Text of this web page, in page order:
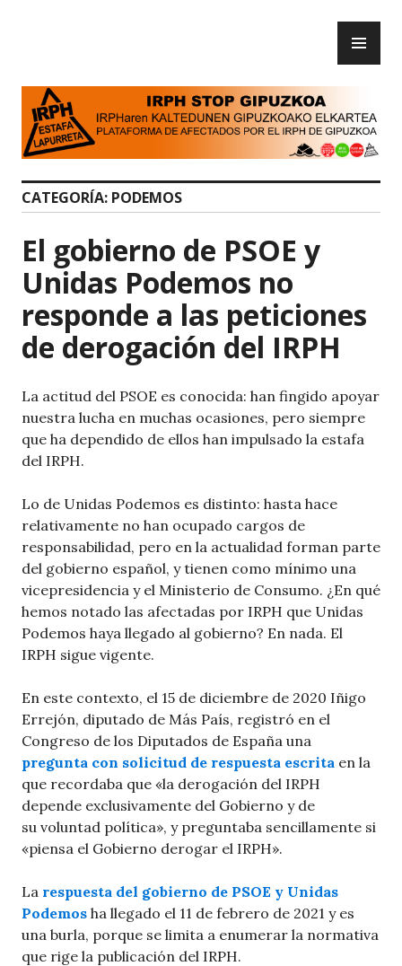
CATEGORÍA: PODEMOS
El gobierno de PSOE y
Unidas Podemos no
responde a las peticiones
de derogación del IRPH
La actitud del PSOE es conocida: han fingido apoyar
nuestra lucha en muchas ocasiones, pero siempre
que ha dependido de ellos han impulsado la estafa
del IRPH.
Lo de Unidas Podemos es distinto: hasta hace
relativamente no han ocupado cargos de
responsabilidad, pero en la actualidad forman parte
del gobierno español, y tienen como mínimo una
vicepresidencia y el Ministerio de Consumo. ¿En qué
hemos notado las afectadas por IRPH que Unidas
Podemos haya llegado al gobierno? En nada. El
IRPH sigue vigente.
En este contexto, el 15 de diciembre de 2020 Iñigo
Errejón, diputado de Más País, registró en el
Congreso de los Diputados de España una
pregunta con solicitud de respuesta escrita en la
que recordaba que «la derogación del IRPH
depende exclusivamente del Gobierno y de
su voluntad política», y preguntaba sencillamente si
«piensa el Gobierno derogar el IRPH».
La respuesta del gobierno de PSOE y Unidas
Podemos ha llegado el 11 de febrero de 2021 y es
una burla, porque se limita a enumerar la normativa
que rige la publicación del IRPH.